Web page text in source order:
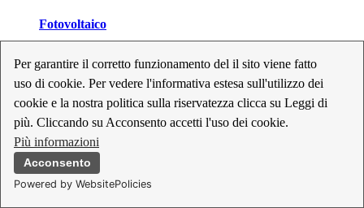
Per garantire il corretto funzionamento del il sito viene fatto
uso di cookie. Per vedere l'informativa estesa sull'utilizzo dei
cookie e la nostra politica sulla riservatezza clicca su Leggi di
più. Cliccando su Acconsento accetti l'uso dei cookie.
Più informazioni
Acconsento
Powered by WebsitePolicies
Fotovoltaico
Inverter per impianti fotovoltaici
Kit per impianti fotovoltaici
Moduli fotovoltaici
Sistemi di monitoraggio per impianti fotovoltaici
Strumenti di collaudo e configurazione per impianti
fotovoltaici
Supporti per impianti fotovoltaici
Geotermia